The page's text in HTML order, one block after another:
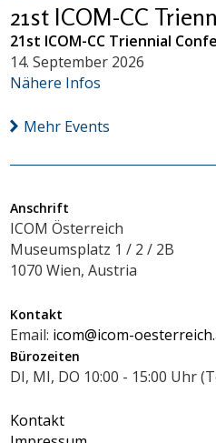
21st ICOM-CC
21st ICOM-CC Triennial
14. September 2026
Nähere Infos
Mehr Events
Anschrift
ICOM Österreich
Museumsplatz 1 / 2 / 2B
1070 Wien, Austria
Kontakt
Email: icom@icom-
Bürozeiten
DI, MI, DO 10:00 - 15:00 Uhr
Kontakt